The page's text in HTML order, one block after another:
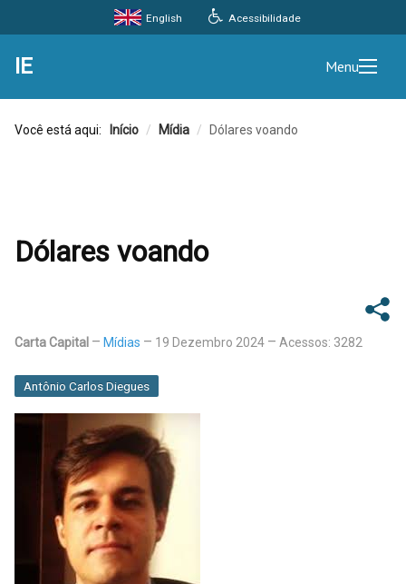
Acessibilidade
English
IE Menu
Você está aqui: Início / Mídia / Dólares voando
Dólares voando
Carta Capital Mídias 19 Dezembro 2024 Acessos: 3282
Antônio Carlos Diegues